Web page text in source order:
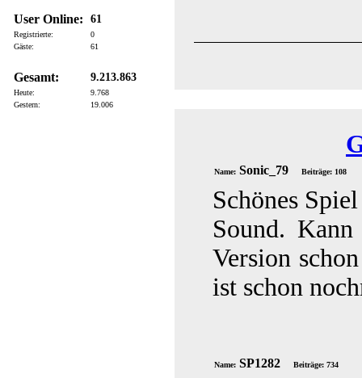
User Online: 61
Registrierte:
0
Gäste:
61
Gesamt: 9.213.863
Heute:
9.768
Gestern:
19.006
Name: Sonic_79 Beiträge: 108
Schönes
Sound.
Version
ist schon
Name: SP1282 Beiträge: 734